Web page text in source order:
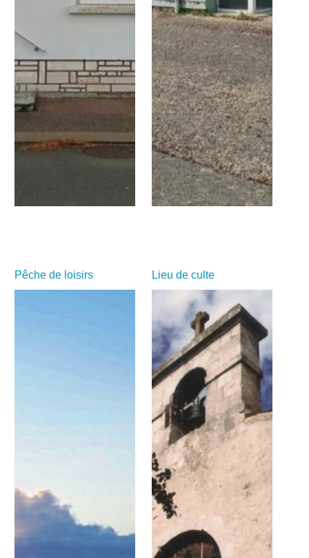
Pêche de loisirs Lieu de culte